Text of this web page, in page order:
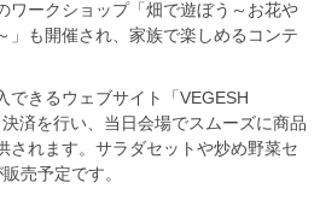
ワークショップ「畑で遊ぼう～お花や
」も開催され、家族で楽しめるコンテ
できるウェブサイト「VEGESH
済を行い、当日会場でスムーズに商品
されます。サラダセットや炒め野菜セ
売予定です。